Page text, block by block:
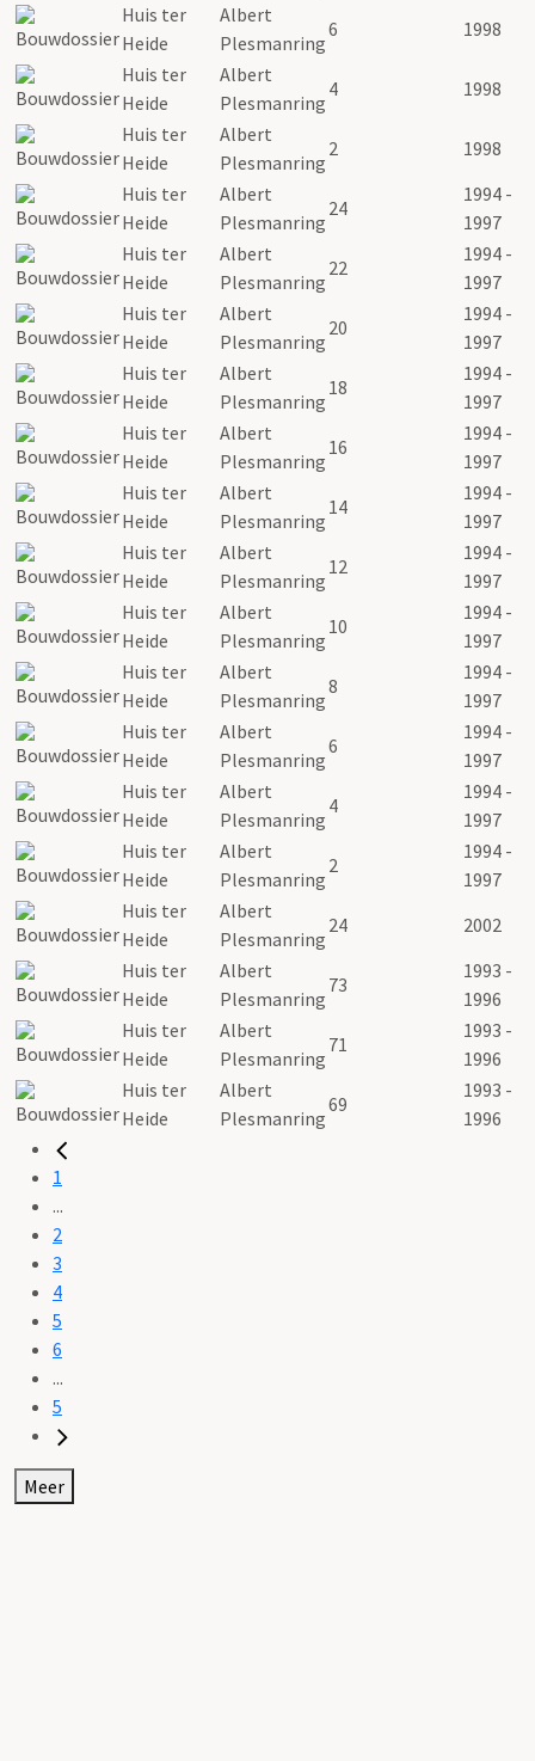
Huis ter
Heide
Albert
Plesmanring
6
1998
Huis ter
Heide
Albert
Plesmanring
4
1998
Huis ter
Heide
Albert
Plesmanring
2
1998
Huis ter
Heide
Albert
Plesmanring
24
1994 -
1997
Huis ter
Heide
Albert
Plesmanring
22
1994 -
1997
Huis ter
Heide
Albert
Plesmanring
20
1994 -
1997
Huis ter
Heide
Albert
Plesmanring
18
1994 -
1997
Huis ter
Heide
Albert
Plesmanring
16
1994 -
1997
Huis ter
Heide
Albert
Plesmanring
14
1994 -
1997
Huis ter
Heide
Albert
Plesmanring
12
1994 -
1997
Huis ter
Heide
Albert
Plesmanring
10
1994 -
1997
Huis ter
Heide
Albert
Plesmanring
8
1994 -
1997
Huis ter
Heide
Albert
Plesmanring
6
1994 -
1997
Huis ter
Heide
Albert
Plesmanring
4
1994 -
1997
Huis ter
Heide
Albert
Plesmanring
2
1994 -
1997
Huis ter
Heide
Albert
Plesmanring
24
2002
Huis ter
Heide
Albert
Plesmanring
73
1993 -
1996
Huis ter
Heide
Albert
Plesmanring
71
1993 -
1996
Huis ter
Heide
Albert
Plesmanring
69
1993 -
1996
1
...
2
3
4
5
6
...
5
Meer